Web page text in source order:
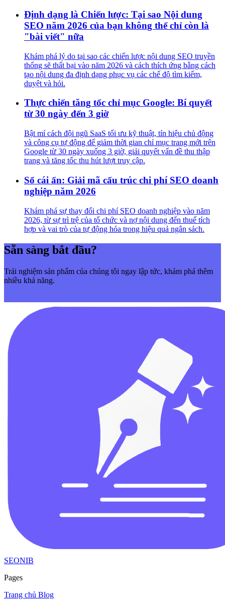
Định dạng là Chiến lược: Tại sao Nội dung
SEO năm 2026 của bạn không thể chỉ còn là
"bài viết" nữa
Khám phá lý do tại sao các chiến lược nội dung SEO truyền
thống sẽ thất bại vào năm 2026 và cách thích ứng bằng cách
tạo nội dung đa định dạng phục vụ các chế độ tìm kiếm,
duyệt và hỏi.
Thực chiến tăng tốc chỉ mục Google: Bí quyết
từ 30 ngày đến 3 giờ
Bật mí cách đội ngũ SaaS tối ưu kỹ thuật, tín hiệu chủ động
và công cụ tự động để giảm thời gian chỉ mục trang mới trên
Google từ 30 ngày xuống 3 giờ, giải quyết vấn đề thu thập
trang và tăng tốc thu hút lượt truy cập.
Sổ cái ẩn: Giải mã cấu trúc chi phí SEO doanh
nghiệp năm 2026
Khám phá sự thay đổi chi phí SEO doanh nghiệp vào năm
2026, từ sự trì trệ của tổ chức và nợ nội dung đến thuế tích
hợp và vai trò của tự động hóa trong hiệu quả ngân sách.
Sẵn sàng bắt đầu?
Trải nghiệm sản phẩm của chúng tôi ngay lập tức, khám phá thêm
nhiều khả năng.
SEONIB
Pages
Trang chủ Blog